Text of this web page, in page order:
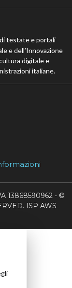
testate e portali
e dell’Innovazione
digitale e
italiane.
13868590962 - ©
ISP AWS